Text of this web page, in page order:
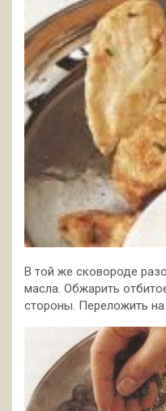
В той же сковороде
масла. Обжарить
стороны. Переложить